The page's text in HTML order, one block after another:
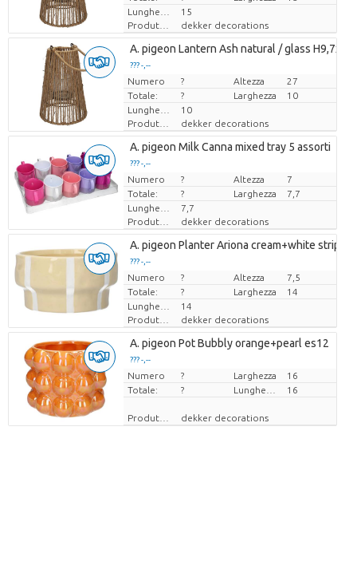
15
Produttore
dekker decorations
A. pigeon Lantern Ash natural / glass
??? -,--
Prezzo x uno
Numero ? Altezza
27
Totale:
? Larghezza
10
10
Produttore
dekker decorations
A. pigeon Milk Canna mixed tray 5 assorti
??? -,--
Prezzo x uno
Numero ? Altezza
7
Totale:
? Larghezza
7,7
7,7
Produttore
dekker decorations
A. pigeon Planter Ariona cream+white stripes
??? -,--
Prezzo x uno
Numero ? Altezza
7,5
Totale:
? Larghezza
14
14
Produttore
dekker decorations
A. pigeon Pot Bubbly orange+pearl es12
??? -,--
Prezzo x uno
Numero ? Larghezza
16
Totale:
? 16
Produttore dekker decorations